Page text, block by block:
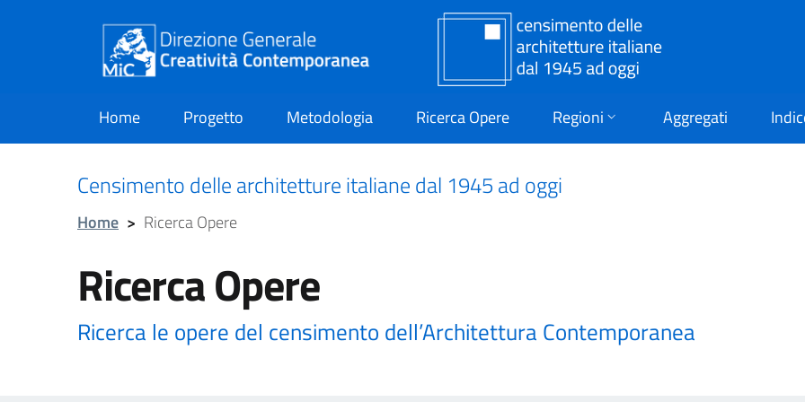
Home
current Progetto Metodologia Ricerca Opere Regioni Aggregati
Censimento delle architetture italiane dal 1945 ad oggi
Home > Ricerca Opere
Ricerca Opere
Ricerca le opere del censimento dell’Architettura Contemporanea